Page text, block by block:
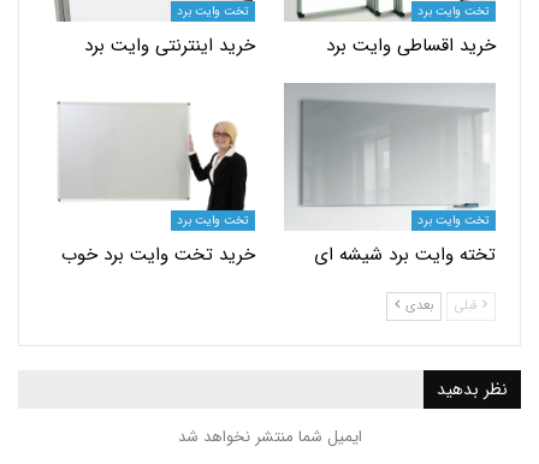
وایت برد
تخت وایت برد
خرید اینترنتی وایت برد
وایت برد شیشه ای خرید تخت وایت برد خوب
بعدی
ایمیل شما منتشر نخواهد شد